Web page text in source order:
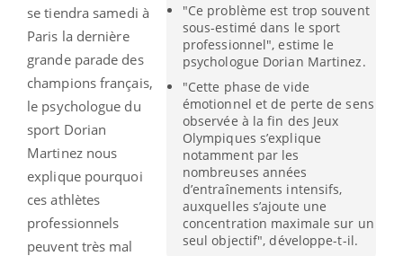
"Ce problème est trop souvent
sous-estimé dans le sport
professionnel", estime le
psychologue Dorian Martinez.
"Cette phase de vide
émotionnel et de perte de sens
observée à la fin des Jeux
Olympiques s’explique
notamment par les
nombreuses années
d’entraînements intensifs,
auxquelles s’ajoute une
concentration maximale sur un
seul objectif", développe-t-il.
se tiendra samedi à
Paris la dernière
grande parade des
champions français,
le psychologue du
sport Dorian
Martinez nous
explique pourquoi
ces athlètes
professionnels
peuvent très mal